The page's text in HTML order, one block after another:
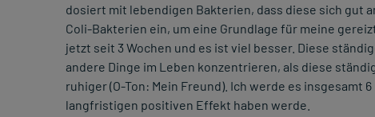
dosiert mit lebendigen Bakterien, dass diese sich gut
Coli-Bakterien ein, um eine Grundlage für meine
jetzt seit 3 Wochen und es ist viel besser. Diese
andere Dinge im Leben konzentrieren, als diese
ruhiger (O-Ton: Mein Freund). Ich werde es insgesamt
langfristigen positiven Effekt haben werde.